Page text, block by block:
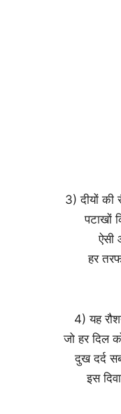
3) दीयों की
पटाखों
ऐसी
हर
4) यह
जो हर दिल
दुख दर्द
इस